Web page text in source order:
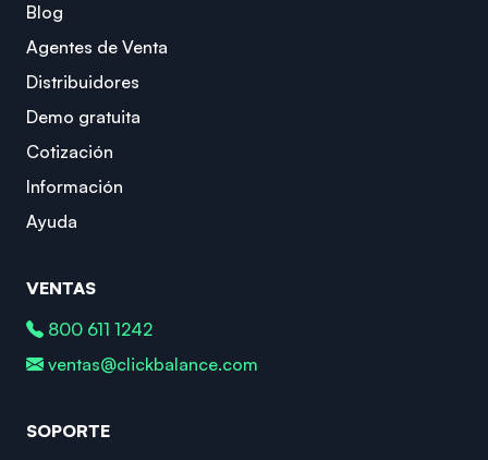
Blog
Agentes de Venta
Distribuidores
Demo gratuita
Cotización
Información
Ayuda
VENTAS
800 611 1242
ventas@clickbalance.com
SOPORTE